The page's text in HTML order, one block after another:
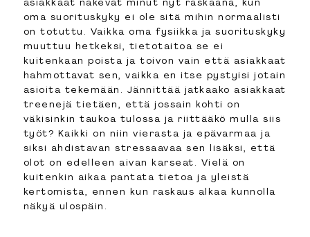
oma suorituskyky ei ole sitä mihin normaalisti
on totuttu. Vaikka oma fysiikka ja suorituskyky
muuttuu hetkeksi, tietotaitoa se ei
kuitenkaan poista ja toivon vain että asiakkaat
hahmottavat sen, vaikka en itse pystyisi jotain
asioita tekemään. Jännittää jatkaako asiakkaat
treenejä tietäen, että jossain kohti on
väkisinkin taukoa tulossa ja riittääkö mulla siis
työt? Kaikki on niin vierasta ja epävarmaa ja
siksi ahdistavan stressaavaa sen lisäksi, että
olot on edelleen aivan karseat. Vielä on
kuitenkin aikaa pantata tietoa ja yleistä
kertomista, ennen kun raskaus alkaa kunnolla
näkyä ulospäin.